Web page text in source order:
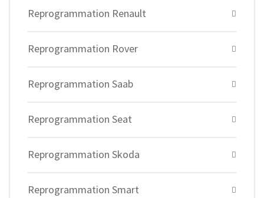
Reprogrammation Renault
Reprogrammation Rover
Reprogrammation Saab
Reprogrammation Seat
Reprogrammation Skoda
Reprogrammation Smart